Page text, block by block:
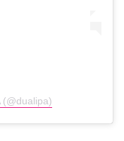
(@dualipa)